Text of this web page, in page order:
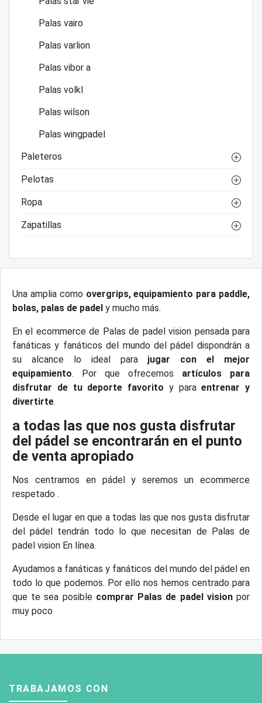
Palas vairo
Palas varlion
Palas vibor a
Palas volkl
Palas wilson
Palas wingpadel
Paleteros
Pelotas
Ropa
Zapatillas
Una amplia como overgrips, equipamiento para paddle,
bolas, palas de padel y mucho más.
En el ecommerce de Palas de padel vision pensada para
fanáticas y fanáticos del mundo del pádel dispondrán a
su alcance lo ideal para jugar con el mejor
equipamiento. Por que ofrecemos artículos para
disfrutar de tu deporte favorito y paraentrenar y
divertirte.
a todas las que nos gusta disfrutar
del pádel se encontrarán en el punto
de venta apropiado
Nos centramos en pádel y seremos un ecommerce
respetado .
Desde el lugar en que a todas las que nos gusta disfrutar
del pádel tendrán todo lo que necesitan de Palas de
padel vision En línea.
Ayudamos a fanáticas y fanáticos del mundo del pádel en
todo lo que podemos. Por ello nos hemos centrado para
que te sea posible comprar Palas de padel visionpor
muy poco
TRABAJAMOS CON